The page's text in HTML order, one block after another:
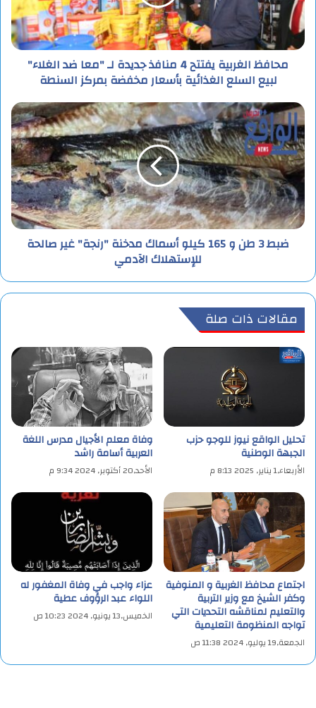
محافظ الغربية يفتتح 4 منافذ جديدة لـ "معا ضد الغلاء"
لبيع السلع الغذائية بأسعار مخفضة بمركز السنطة
ضبط 3 طن و 165 كيلو أسماك مدخنة "رنجة" غير صالحة
للإستهلاك الآدمي
مقالات ذات صلة
تحليل الواقع نيوز للوجو حزب
الجبهة الوطنية
الأربعاء,1 يناير, 2025 8:13 م
وفاة معلم الأجيال مدرس اللغة
العربية أسامة راشد
الأحد,20 أكتوبر, 2024 9:34 م
اجتماع محافظ الغربية و المنوفية
وكفر الشيخ مع وزير التربية
والتعليم لمناقشه التحديات التي
تواجه المنظومة التعليمية
الجمعة,19 يوليو, 2024 11:38 ص
عزاء واجب في وفاة المغفور له
اللواء عبد الرؤوف عطية
الخميس,13 يونيو, 2024 10:23 ص